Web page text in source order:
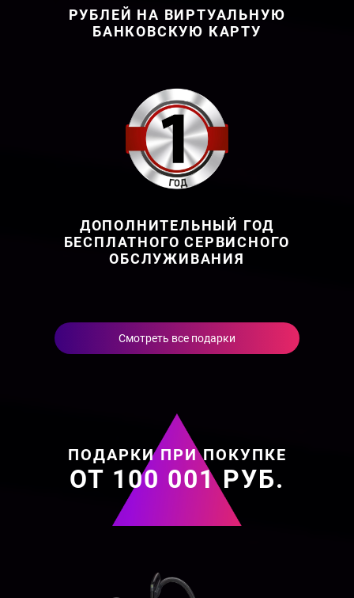
РУБЛЕЙ НА ВИРТУАЛЬНУЮ
БАНКОВСКУЮ КАРТУ
ДОПОЛНИТЕЛЬНЫЙ ГОД
БЕСПЛАТНОГО СЕРВИСНОГО
ОБСЛУЖИВАНИЯ
Смотреть все подарки
ПОДАРКИ ПРИ ПОКУПКЕ
ОТ 100 001 РУБ.